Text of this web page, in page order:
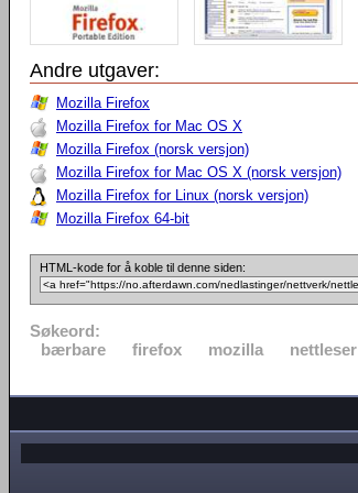
Andre utgaver:
Mozilla Firefox
Mozilla Firefox for Mac OS X
Mozilla Firefox (norsk versjon)
Mozilla Firefox for Mac OS X (norsk versjon)
Mozilla Firefox for Linux (norsk versjon)
Mozilla Firefox 64-bit
HTML-kode for å koble til denne siden:
Søkeord:
bærbare
firefox mozilla nettleser